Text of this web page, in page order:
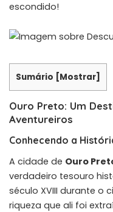
escondido!
Sumário [Mostrar]
Ouro Preto: Um
Aventureiros
Conhecendo a
A cidade de Ouro
verdadeiro tesouro
século XVIII durante o
riqueza que ali foi